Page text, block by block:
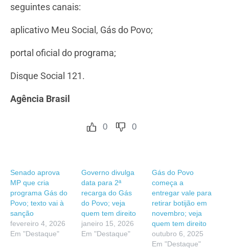
seguintes canais:
aplicativo Meu Social, Gás do Povo;
portal oficial do programa;
Disque Social 121.
Agência Brasil
0 0
Senado aprova
MP que cria
programa Gás do
Povo; texto vai à
sanção
fevereiro 4, 2026
Em "Destaque"
Governo divulga
data para 2ª
recarga do Gás
do Povo; veja
quem tem direito
janeiro 15, 2026
Em "Destaque"
Gás do Povo
começa a
entregar vale para
retirar botijão em
novembro; veja
quem tem direito
outubro 6, 2025
Em "Destaque"